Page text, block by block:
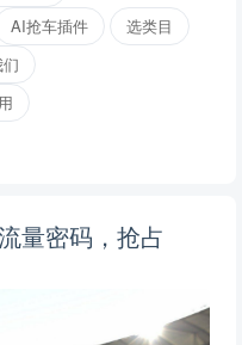
AI抢车插件
选类目
量密码，抢占